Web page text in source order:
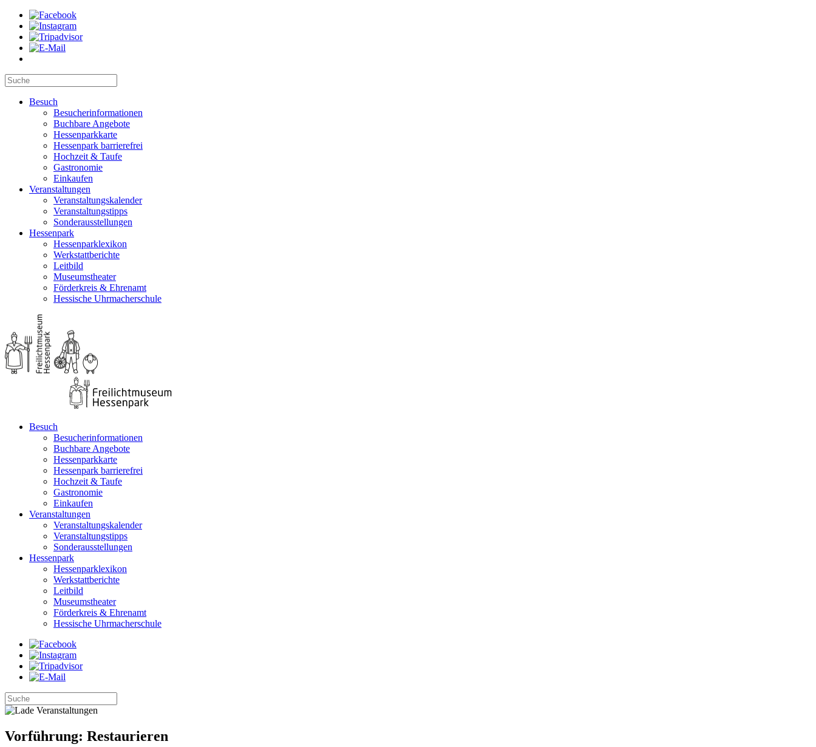
Besuch
Besucherinformationen
Buchbare Angebote
Hessenparkkarte
Hessenpark barrierefrei
Hochzeit & Taufe
Gastronomie
Einkaufen
Veranstaltungen
Veranstaltungskalender
Veranstaltungstipps
Sonderausstellungen
Hessenpark
Hessenparklexikon
Werkstattberichte
Leitbild
Museumstheater
Förderkreis & Ehrenamt
Hessische Uhrmacherschule
Besuch
Besucherinformationen
Buchbare Angebote
Hessenparkkarte
Hessenpark barrierefrei
Hochzeit & Taufe
Gastronomie
Einkaufen
Veranstaltungen
Veranstaltungskalender
Veranstaltungstipps
Sonderausstellungen
Hessenpark
Hessenparklexikon
Werkstattberichte
Leitbild
Museumstheater
Förderkreis & Ehrenamt
Hessische Uhrmacherschule
Vorführung: Restaurieren